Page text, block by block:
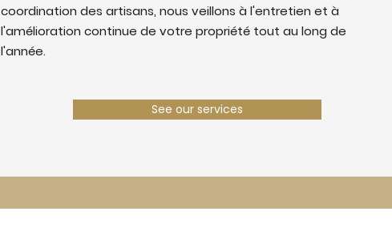
coordination des artisans, nous veillons à l'entretien et à
l'amélioration continue de votre propriété tout au long de
l'année.
See our services